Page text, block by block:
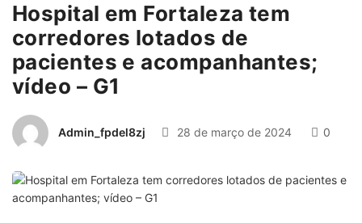
Hospital em Fortaleza tem
corredores lotados de
pacientes e acompanhantes;
vídeo – G1
Admin_fpdel8zj 28 de março de 2024 0